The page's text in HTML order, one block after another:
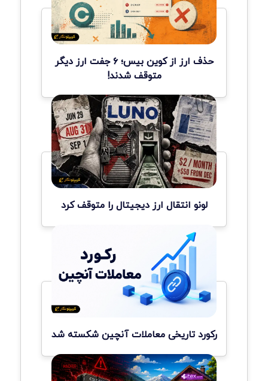
حذف ارز از کوین بیس؛ ۶ جفت ارز دیگر
متوقف شدند!
لونو انتقال ارز دیجیتال را متوقف کرد
رکورد تاریخی معاملات آنچین شکسته شد